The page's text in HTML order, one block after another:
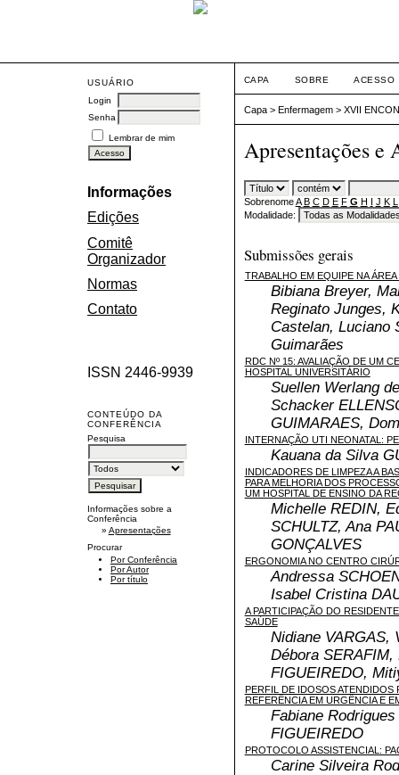
USUÁRIO
Login
Senha
Lembrar de mim
Informações
Edições
Comitê
Organizador
Normas
Contato
ISSN 2446-9939
CONTEÚDO DA
CONFERÊNCIA
Pesquisa
Informações sobre a
Conferência
» Apresentações
Procurar
Por Conferência
Por Autor
Por título
CAPA SOBRE ACESSO
Capa> Enfermagem> XVII
Apresentações e
SobrenomeA B C D E F G H I J K L
Modalidade:
Submissões gerais
TRABALHO EM EQUIPE NA ÁREA
Bibiana Breyer,
Reginato Junges,
Castelan, Luciano
Guimarães
RDC Nº 15: AVALIAÇÃO DE UM
HOSPITAL UNIVERSITÁRIO
Suellen Werlang
Schacker
GUIMARAES,
INTERNAÇÃO UTI NEONATAL:
Kauana da Silva
INDICADORES DE LIMPEZA A
PARA MELHORIA DOS
UM HOSPITAL DE ENSINO DA
Michelle REDIN,
SCHULTZ, Ana
GONÇALVES
ERGONOMIA NO CENTRO
Andressa
Isabel Cristina
A PARTICIPAÇÃO DO
SAÚDE
Nidiane VARGAS,
Débora
FIGUEIREDO,
PERFIL DE IDOSOS ATENDIDOS
REFERÊNCIA EM URGÊNCIA E
Fabiane
FIGUEIREDO
PROTOCOLO ASSISTENCIAL:
Carine Silveira